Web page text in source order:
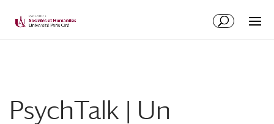
PsychTalk | Un